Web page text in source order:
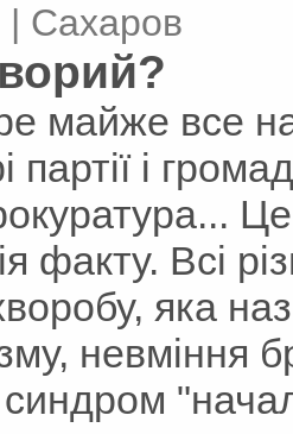
| Сахаров
майже все
і
факту. Всі
яка
невміння
синдром